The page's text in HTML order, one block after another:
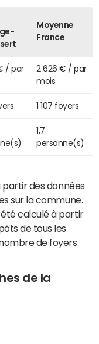
Moyenne
France
/ par
2 626 € / par
mois
1 107 foyers
1,7
personne(s)
partir des données
sur la commune.
calculé à partir
de tous les
de foyers
de la